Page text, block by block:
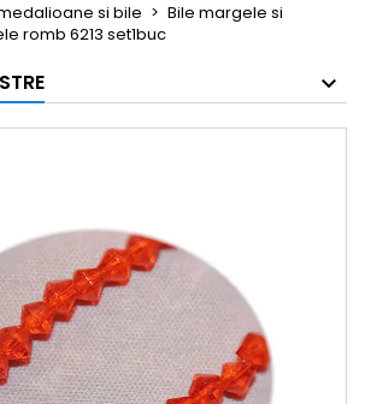
si bile
Bile margele si
romb 6213 set1buc